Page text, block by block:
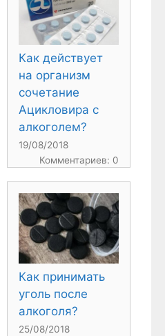
Как действует
на организм
сочетание
Ацикловира с
алкоголем?
19/08/2018
Комментариев: 0
Как принимать
уголь после
алкоголя?
25/08/2018